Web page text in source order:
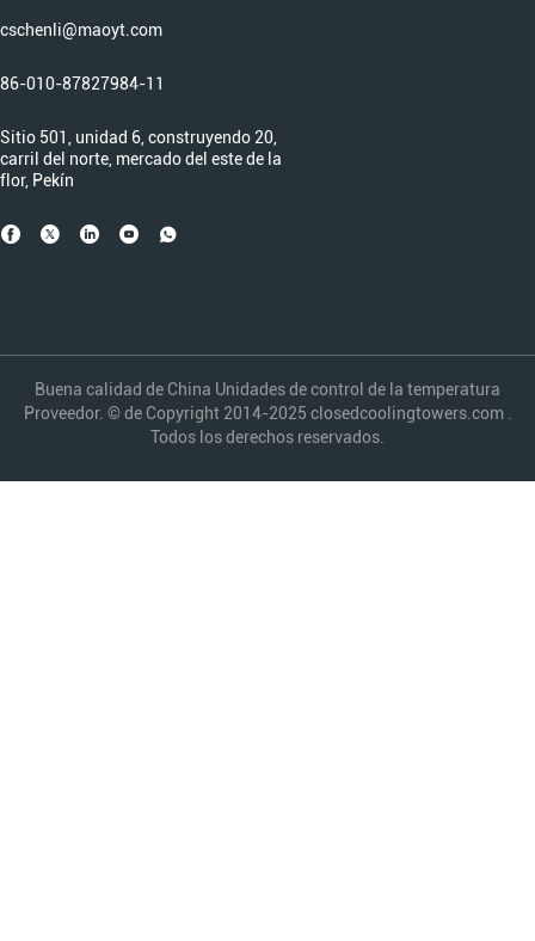
cschenli@maoyt.com
86-010-87827984-11
Sitio 501, unidad 6, construyendo 20,
carril del norte, mercado del este de la
flor, Pekín
Buena calidad de China Unidades de control de la temperatura
Proveedor. © de Copyright 2014-2025 closedcoolingtowers.com .
Todos los derechos reservados.